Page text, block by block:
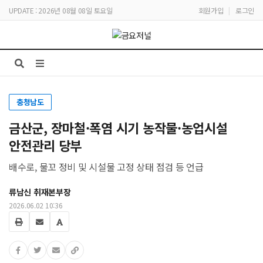
UPDATE : 2026년 08월 08일 토요일 회원가입 | 로그인
충청남도
금산군, 장마철·폭염 시기 농작물·농업시설
안전관리 당부
배수로, 물꼬 정비 및 시설물 고정 상태 점검 등 언급
류남신 취재본부장
2026.06.02 10:36